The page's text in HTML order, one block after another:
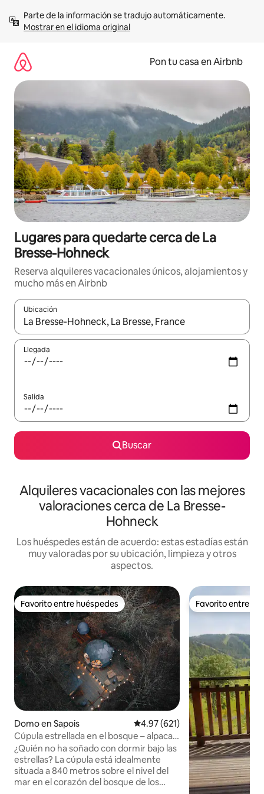
contenidoMostrar en el idioma original
Pon tu casa en Airbnb
Lugares para quedarte cerca de La
Bresse-Hohneck
Reserva alquileres vacacionales únicos, alojamientos y
mucho más en Airbnb
Ubicación
Cuando los resultados estén disponibles, navega con las
Llegada
Salida
Buscar
Alquileres vacacionales con las mejores
valoraciones cerca de La Bresse-
Hohneck
Los huéspedes están de acuerdo: estas estadías están
muy valoradas por su ubicación, limpieza y otros
aspectos.
Favorito entre huéspedes
Favorito entre huéspedes
Domo en Sapois Calificación promedio: 4.97 de
4.97 (621)
Cúpula estrellada en el bosque – alpacas
y naturaleza en Gérardmer
¿Quién no ha soñado con dormir bajo las
estrellas? La cúpula está idealmente
situada a 840 metros sobre el nivel del
mar en el corazón del bosque de los
Favorito entre
Favorito entre